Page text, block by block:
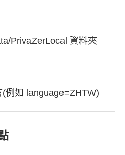
PrivaZerLocal 資料夾
例如 language=ZHTW)